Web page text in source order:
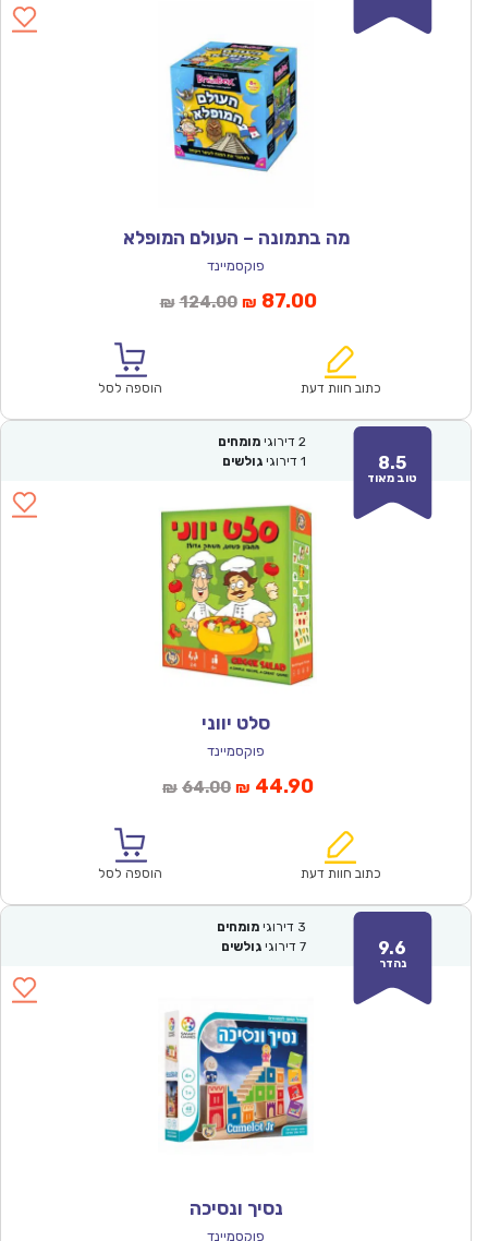
מה בתמונה – העולם המופלא
פוקסמיינד
₪ 124.00המחיר
₪124.00.
₪ 87.00המחיר
הוא:
כתוב חוות דעת הוספה לסל
8.5
טוב מאוד
2 דירוגי מומחים
1 דירוגי גולשים
סלט יווני
פוקסמיינד
₪ 64.00המחיר
₪64.00.
₪ 44.90המחיר
הוא:
כתוב חוות דעת הוספה לסל
9.6
נהדר
3 דירוגי מומחים
7 דירוגי גולשים
נסיך ונסיכה
פוקסמיינד